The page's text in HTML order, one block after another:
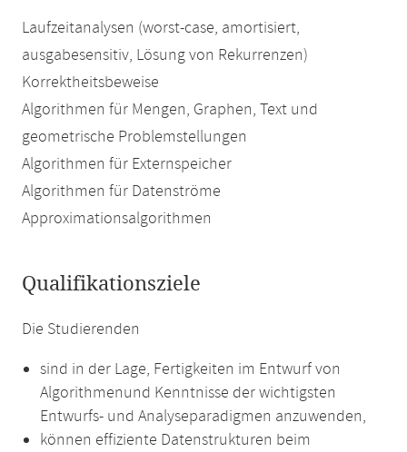
Laufzeitanalysen (worst-case, amortisiert,
ausgabesensitiv, Lösung von Rekurrenzen)
Korrektheitsbeweise
Algorithmen für Mengen, Graphen, Text und
geometrische Problemstellungen
Algorithmen für Externspeicher
Algorithmen für Datenströme
Approximationsalgorithmen
Qualifikationsziele
Die Studierenden
sind in der Lage, Fertigkeiten im Entwurf von
Algorithmenund Kenntnisse der wichtigsten
Entwurfs- und Analyseparadigmen anzuwenden,
können effiziente Datenstrukturen beim